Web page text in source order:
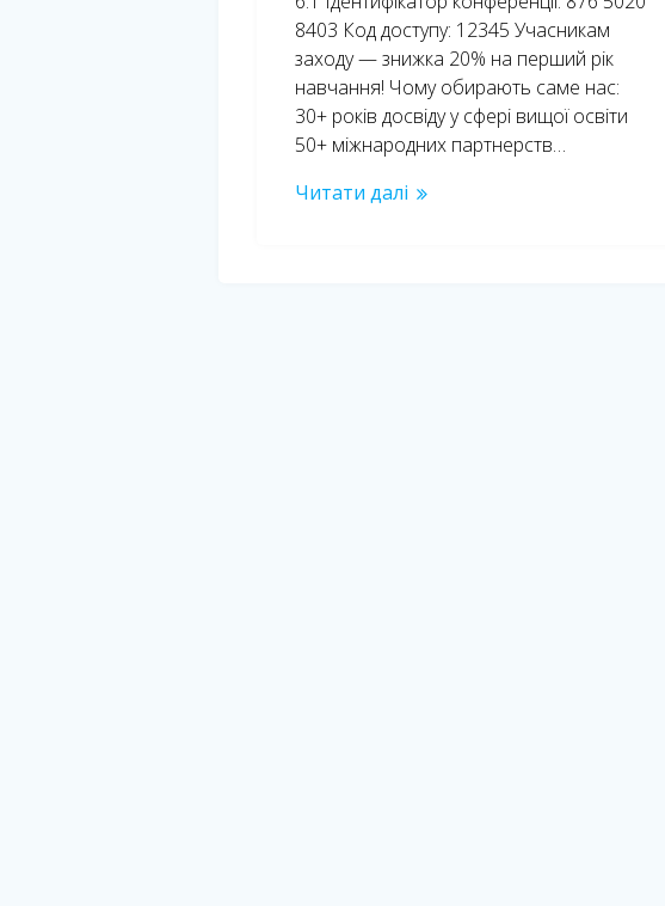
8403 Код доступу: 12345 Учасникам
заходу — знижка 20% на перший рік
навчання! Чому обирають саме нас:
30+ років досвіду у сфері вищої освіти
50+ міжнародних партнерств…
Читати далі